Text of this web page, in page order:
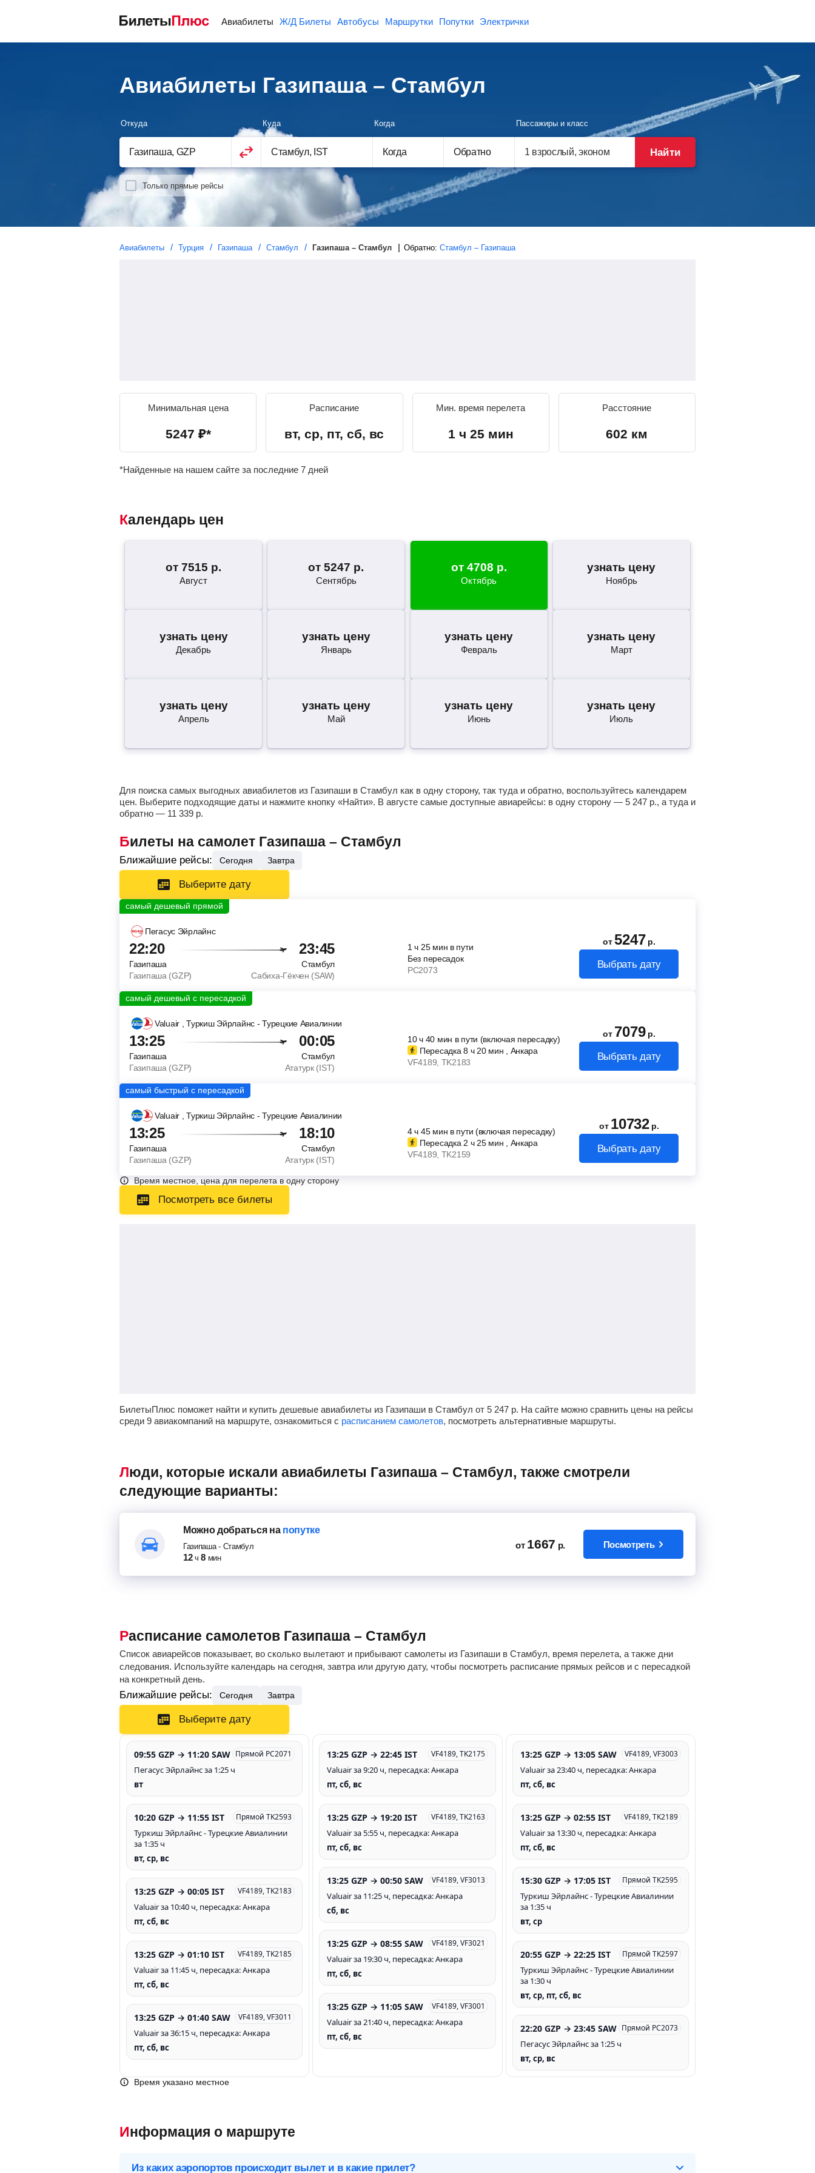
Авиабилеты Ж/Д Билеты Автобусы Маршрутки Попутки Электрички
Авиабилеты Газипаша – Стамбул
Откуда Куда
Когда
Когда
Обратно
Пассажиры и класс
Только прямые рейсы
Найти
Авиабилеты Турция Газипаша Стамбул Газипаша – Стамбул Обратно: Стамбул – Газипаша
Минимальная цена
5247 ₽*
Расписание
вт, ср, пт, сб, вс
Мин. время перелета
1 ч 25 мин
Расстояние
602 км
*Найденные на нашем сайте за последние 7 дней
Календарь цен
от7515 р.
Август
от5247 р.
Сентябрь
от 4708 р.
Октябрь
узнать цену
Ноябрь
узнать цену
Декабрь
узнать цену
Январь
узнать цену
Февраль
узнать цену
Март
узнать цену
Апрель
узнать цену
Май
узнать цену
Июнь
узнать цену
Июль
Для поиска самых выгодных авиабилетов из Газипаши в Стамбул как в одну сторону, так туда и обратно, воспользуйтесь календарем
цен. Выберите подходящие даты и нажмите кнопку «Найти». В августе самые доступные авиарейсы: в одну сторону — 5 247 р., а туда и
обратно — 11 339 р.
Билеты на самолет Газипаша – Стамбул
Ближайшие рейсы: Сегодня Завтра
Выберите дату
Пегасус Эйрлайнс
22:20 23:45
Газипаша
Стамбул
Газипаша (GZP)
Сабиха-Гёкчен (SAW)
1ч 25 мин в пути
Без пересадок
PC2073
от5247 р.
Выбрать дату
Valuair , Туркиш Эйрлайнс - Турецкие Авиалинии
13:25 00:05
Газипаша
Стамбул
Газипаша (GZP)
Ататурк (IST)
10ч40 мин в пути (включая пересадку)
Пересадка 8 ч20 мин , Анкара
VF4189 , TK2183
от 7079 р.
Выбрать дату
Valuair , Туркиш Эйрлайнс - Турецкие Авиалинии
13:25 18:10
Газипаша
Стамбул
Газипаша (GZP)
Ататурк (IST)
4ч 45 мин в пути (включая пересадку)
Пересадка 2 ч25 мин , Анкара
VF4189 , TK2159
от 10732 р.
Выбрать дату
Время местное, цена для перелета в одну сторону
Посмотреть все билеты
БилетыПлюс поможет найти и купить дешевые авиабилеты из Газипаши в Стамбул от 5 247 р. На сайте можно сравнить цены на рейсы
среди 9 авиакомпаний на маршруте, ознакомиться с расписанием самолетов, посмотреть альтернативные маршруты.
Люди, которые искали авиабилеты Газипаша – Стамбул, также смотрели
следующие варианты:
Можно добратьсяна попутке
Газипаша- Стамбул
12 ч 8 мин
от 1667 р. Посмотреть
Расписание самолетов Газипаша – Стамбул
Список авиарейсов показывает, во сколько вылетают и прибывают самолеты из Газипаши в Стамбул, время перелета, а также дни
следования. Используйте календарь на сегодня, завтра или другую дату, чтобы посмотреть расписание прямых рейсов и с пересадкой
на конкретный день.
Ближайшие рейсы: Сегодня Завтра
Выберите дату
09:55 GZP → 11:20 SAW Прямой PC2071
Пегасус Эйрлайнс за 1:25 ч
вт
10:20 GZP → 11:55 IST Прямой TK2593
Туркиш Эйрлайнс - Турецкие Авиалинии
за 1:35 ч
вт, ср, вс
13:25 GZP → 00:05 IST VF4189, TK2183
Valuair за 10:40 ч, пересадка: Анкара
пт, сб, вс
13:25 GZP → 01:10 IST VF4189, TK2185
Valuair за 11:45 ч, пересадка: Анкара
пт, сб, вс
13:25 GZP → 01:40 SAW VF4189, VF3011
Valuair за 36:15 ч, пересадка: Анкара
пт, сб, вс
13:25 GZP → 22:45 IST VF4189, TK2175
Valuair за 9:20 ч, пересадка: Анкара
пт, сб, вс
13:25 GZP → 19:20 IST VF4189, TK2163
Valuair за 5:55 ч, пересадка: Анкара
пт, сб, вс
13:25 GZP → 00:50 SAW VF4189, VF3013
Valuair за 11:25 ч, пересадка: Анкара
сб, вс
13:25 GZP → 08:55 SAW VF4189, VF3021
Valuair за 19:30 ч, пересадка: Анкара
пт, сб, вс
13:25 GZP → 11:05 SAW VF4189, VF3001
Valuair за 21:40 ч, пересадка: Анкара
пт, сб, вс
13:25 GZP → 13:05 SAW VF4189, VF3003
Valuair за 23:40 ч, пересадка: Анкара
пт, сб, вс
13:25 GZP → 02:55 IST VF4189, TK2189
Valuair за 13:30 ч, пересадка: Анкара
пт, сб, вс
15:30 GZP → 17:05 IST Прямой TK2595
Туркиш Эйрлайнс - Турецкие Авиалинии
за 1:35 ч
вт, ср
20:55 GZP → 22:25 IST Прямой TK2597
Туркиш Эйрлайнс - Турецкие Авиалинии
за 1:30 ч
вт, ср, пт, сб, вс
22:20 GZP → 23:45 SAW Прямой PC2073
Пегасус Эйрлайнс за 1:25 ч
вт, ср, вс
Время указано местное
Информация о маршруте
Из каких аэропортов происходит вылет и в какие прилет?